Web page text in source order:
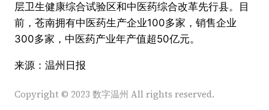
层卫生健康综合试验区和中医药综合改革先行县。目
前，苍南拥有中医药生产企业100多家，销售企业
300多家，中医药产业年产值超50亿元。
来源：温州日报
Copyright © 2023 数字温州 All rights reserved.